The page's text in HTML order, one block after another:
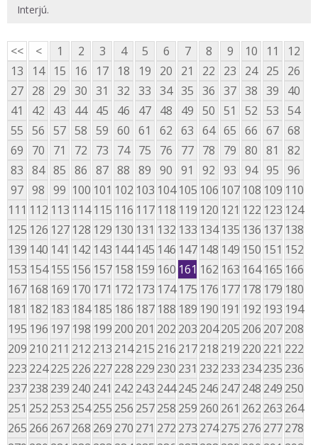
Interjú.
<< < 1 2 3 4 5 6 7 8 9 10 11
12
13
14 15 16 17 18 19 20 21 22 23 24 25
26
27 28 29 30 31 32 33 34 35 36 37 38 39
40
41
42 43 44 45 46 47 48 49 50 51 52 53 54
55 56 57 58 59 60 61 62 63 64 65 66 67 68
69
70 71 72 73 74 75 76 77 78 79 80 81
82
83 84 85 86 87 88 89 90 91 92 93 94 95 96
97 98 99 100 101 102 103 104 105 106 107 108 109 110
111 112 113 114 115 116 117 118 119 120 121 122 123 124
125 126 127 128 129 130 131 132 133 134 135 136 137 138
139 140 141 142 143 144 145 146 147 148 149 150 151 152
153 154 155 156 157 158 159 160 161 162 163 164 165 166
167 168 169 170 171 172 173 174 175 176 177 178 179 180
181 182 183 184 185 186 187 188 189 190 191 192 193 194
195 196 197 198 199 200 201 202 203 204205 206 207208
209 210 211 212 213 214215 216 217218 219 220 221 222
223 224225 226 227228 229 230 231 232 233 234235 236
237238 239 240 241 242 243 244245 246 247248 249 250
251 252 253 254255 256 257258 259 260 261 262 263 264
265 266 267268 269 270 271 272 273 274275 276 277278